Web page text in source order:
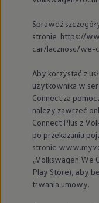
Sprawdź
stronie https://
car/lacznosc/we-
Aby korzystać z
użytkownika w
Connect za
należy zawrzeć
Connect Plus z
po przekazaniu
stronie
„Volkswagen We
Play Store), aby
trwania umowy.